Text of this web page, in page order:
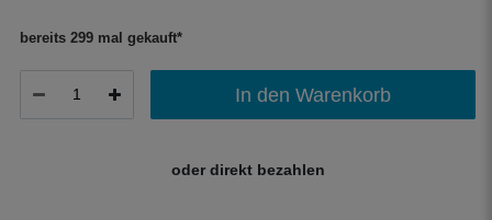
bereits 299 mal gekauft*
In den Warenkorb
oder direkt bezahlen